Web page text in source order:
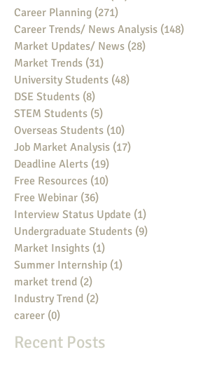
Career Planning (271)
Career Trends/ News Analysis (148)
Market Updates/ News (28)
Market Trends (31)
University Students (48)
DSE Students (8)
STEM Students (5)
Overseas Students (10)
Job Market Analysis (17)
Deadline Alerts (19)
Free Resources (10)
Free Webinar (36)
Interview Status Update (1)
Undergraduate Students (9)
Market Insights (1)
Summer Internship (1)
market trend (2)
Industry Trend (2)
career (0)
Recent Posts